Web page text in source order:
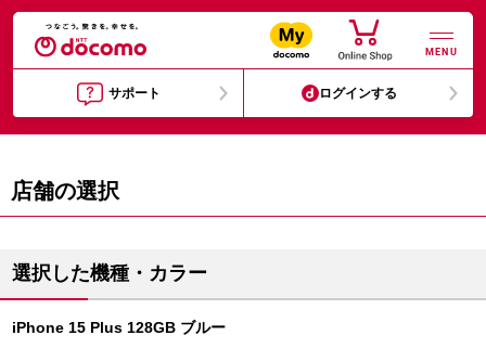
MENU
サポート ログインする
店舗の選択
選択した機種・カラー
iPhone 15 Plus 128GB ブルー